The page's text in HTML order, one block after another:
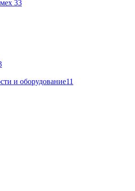
33
и оборудование11